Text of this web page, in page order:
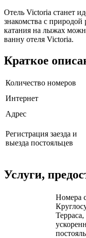
Отель Victoria станет
знакомства с
катания на лыжах
ванну отеля Victoria.
Краткое
Количество номеров
Интернет
Адрес
Регистрация заезда и
выезда постояльцев
Услуги,
Номера